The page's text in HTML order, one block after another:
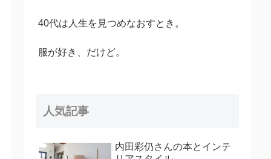
40代は人生を見つめなおすとき。
服が好き、だけど。
人気記事
内田彩仍さんの本とインテ